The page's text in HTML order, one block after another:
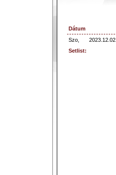
Dátum
Szo,
2023.12.02.
Setlist: